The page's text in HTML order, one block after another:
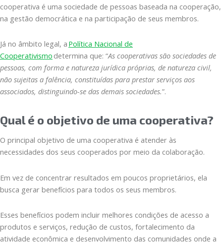
cooperativa é uma sociedade de pessoas baseada na cooperação,
na gestão democrática e na participação de seus membros.
Já no âmbito legal, a Política Nacional de
Cooperativismo determina que: “As cooperativas são sociedades de
pessoas, com forma e natureza jurídica próprias, de natureza civil,
não sujeitas a falência, constituídas para prestar serviços aos
associados, distinguindo-se das demais sociedades.”.
Qual é o objetivo de uma cooperativa?
O principal objetivo de uma cooperativa é atender às
necessidades dos seus cooperados por meio da colaboração.
Em vez de concentrar resultados em poucos proprietários, ela
busca gerar benefícios para todos os seus membros.
Esses benefícios podem incluir melhores condições de acesso a
produtos e serviços, redução de custos, fortalecimento da
atividade econômica e desenvolvimento das comunidades onde a